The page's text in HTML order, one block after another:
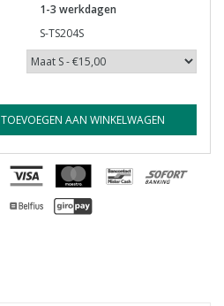
1-3 werkdagen
S-TS204S
TOEVOEGEN AAN WINKELWAGEN